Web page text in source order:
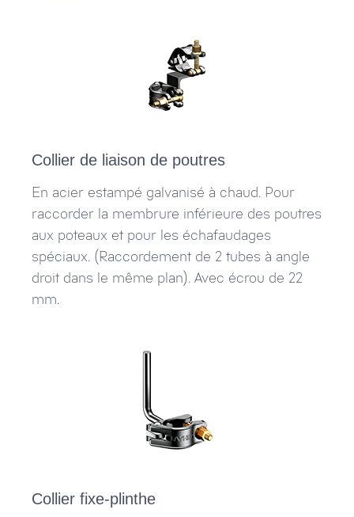
Collier de liaison de poutres
En acier estampé galvanisé à chaud. Pour
raccorder la membrure inférieure des poutres
aux poteaux et pour les échafaudages
spéciaux. (Raccordement de 2 tubes à angle
droit dans le même plan). Avec écrou de 22
mm.
Collier fixe-plinthe